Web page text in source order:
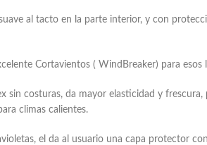
al tacto en la parte interior, y con
Cortavientos ( WindBreaker) para esos
sin costuras, da mayor elasticidad y
climas calientes.
el da al usuario una capa protector